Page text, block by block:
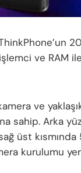
ve RAM
ve
sahip. Arka
üst kısmında
kurulumu